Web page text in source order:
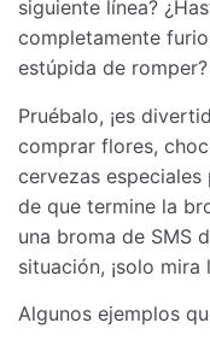
siguiente línea?
completamente
estúpida de romper?
Pruébalo, ¡es
comprar flores,
cervezas
de que termine la
una broma de SMS
situación, ¡solo
Algunos ejemplos